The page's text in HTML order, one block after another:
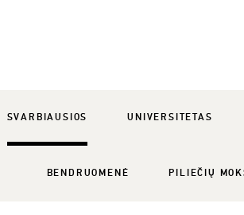
SVARBIAUSIOS UNIVERSITETAS
BENDRUOMENĖ PILIEČIŲ